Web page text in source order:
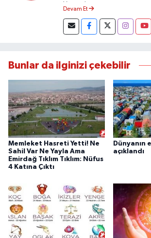
Yapmaktayım.
Devam Et
Bunlar da ilginizi çekebilir
Memleket Hasreti Yetti! Ne
Sahil Var Ne Yayla Ama
Emirdağ Tıklım Tıklım: Nüfus
4 Katına Çıktı
Dünyanın
açıklandı